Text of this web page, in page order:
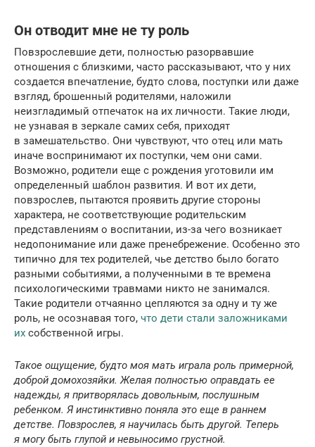
Он отводит мне не ту роль
Повзрослевшие дети, полностью разорвавшие
отношения с близкими, часто рассказывают, что у них
создается впечатление, будто слова, поступки или даже
взгляд, брошенный родителями, наложили
неизгладимый отпечаток на их личности. Такие люди,
не узнавая в зеркале самих себя, приходят
в замешательство. Они чувствуют, что отец или мать
иначе воспринимают их поступки, чем они сами.
Возможно, родители еще с рождения уготовили им
определенный шаблон развития. И вот их дети,
повзрослев, пытаются проявить другие стороны
характера, не соответствующие родительским
представлениям о воспитании, из-за чего возникает
недопонимание или даже пренебрежение. Особенно это
типично для тех родителей, чье детство было богато
разными событиями, а полученными в те времена
психологическими травмами никто не занимался.
Такие родители отчаянно цепляются за одну и ту же
роль, не осознавая того, что дети стали заложниками
их собственной игры.
Такое ощущение, будто моя мать играла роль примерной,
доброй домохозяйки. Желая полностью оправдать ее
надежды, я притворялась довольным, послушным
ребенком. Я инстинктивно поняла это еще в раннем
детстве. Повзрослев, я научилась быть другой. Теперь
я могу быть глупой и невыносимо грустной.